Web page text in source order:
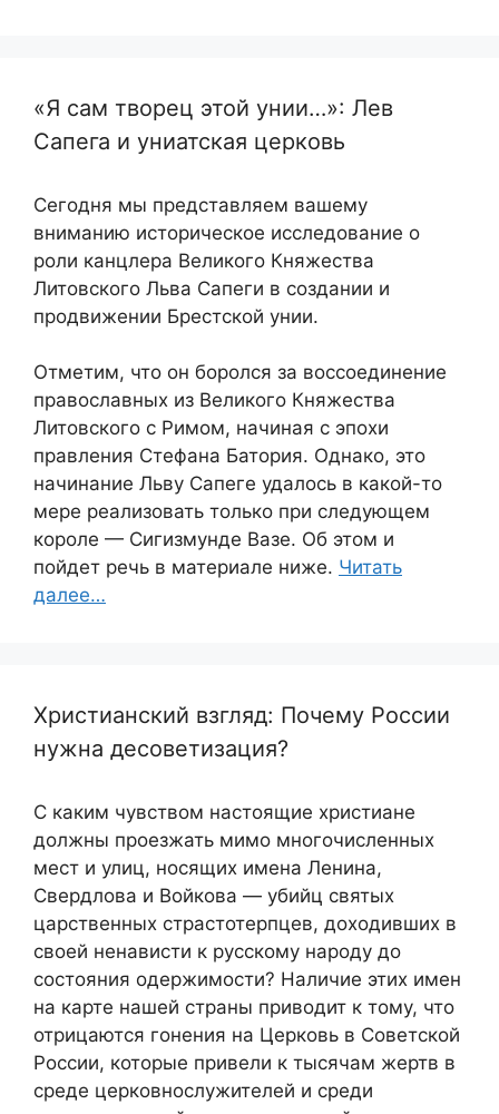
«Я сам творец этой унии…»: Лев
Сапега и униатская церковь
Сегодня мы представляем вашему
вниманию историческое исследование о
роли канцлера Великого Княжества
Литовского Льва Сапеги в создании и
продвижении Брестской унии.
Отметим, что он боролся за воссоединение
православных из Великого Княжества
Литовского с Римом, начиная с эпохи
правления Стефана Батория. Однако, это
начинание Льву Сапеге удалось в какой-то
мере реализовать только при следующем
короле — Сигизмунде Вазе. Об этом и
пойдет речь в материале ниже. Читать
далее…
Христианский взгляд: Почему России
нужна десоветизация?
С каким чувством настоящие христиане
должны проезжать мимо многочисленных
мест и улиц, носящих имена Ленина,
Свердлова и Войкова — убийц святых
царственных страстотерпцев, доходивших в
своей ненависти к русскому народу до
состояния одержимости? Наличие этих имен
на карте нашей страны приводит к тому, что
отрицаются гонения на Церковь в Советской
России, которые привели к тысячам жертв в
среде церковнослужителей и среди